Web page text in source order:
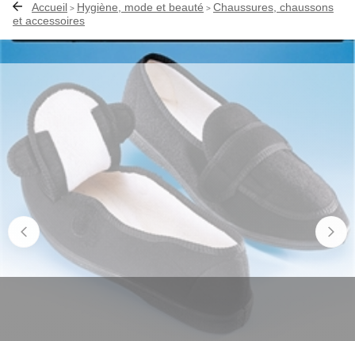
Accueil > Hygiène, mode et beauté > Chaussures, chaussons
et accessoires